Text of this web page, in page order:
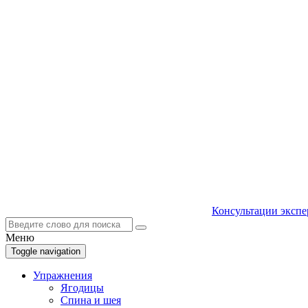
Консультации
Меню
Toggle navigation
Упражнения
Ягодицы
Спина и шея